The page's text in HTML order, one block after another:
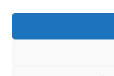
© tagDiv - All